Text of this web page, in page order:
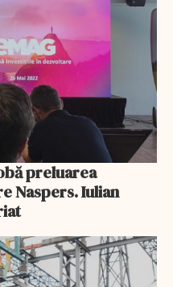
preluarea
Naspers. Iulian